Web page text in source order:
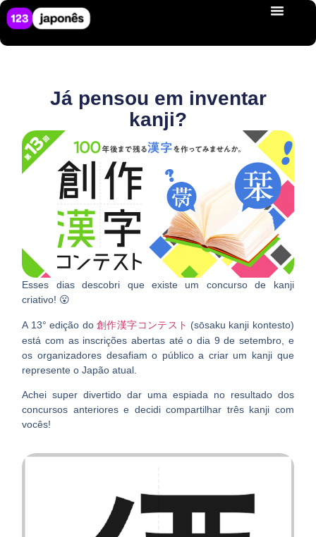
Já pensou em inventar
kanji?
Esses dias descobri que existe um concurso de kanji
criativo! 😮
A 13° edição do 創作漢字コンテスト (sōsaku kanji kontesto)
está com as inscrições abertas até o dia 9 de setembro, e
os organizadores desafiam o público a criar um kanji que
represente o Japão atual.
Achei super divertido dar uma espiada no resultado dos
concursos anteriores e decidi compartilhar três kanji com
vocês!